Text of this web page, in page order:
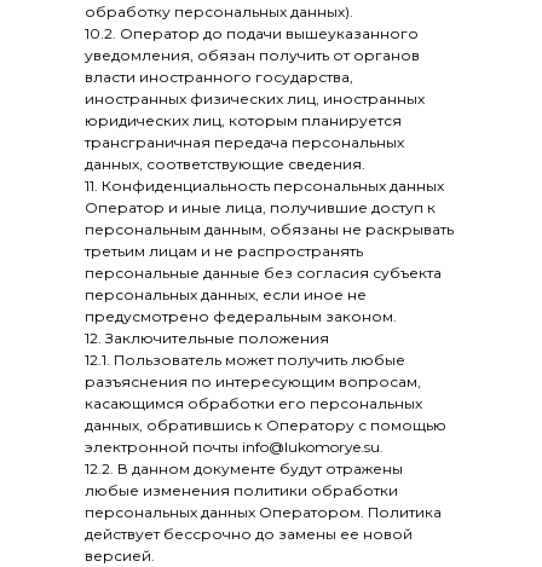
обработку персональных данных).
10.2. Оператор до подачи вышеуказанного
уведомления, обязан получить от органов
власти иностранного государства,
иностранных физических лиц, иностранных
юридических лиц, которым планируется
трансграничная передача персональных
данных, соответствующие сведения.
11. Конфиденциальность персональных данных
Оператор и иные лица, получившие доступ к
персональным данным, обязаны не раскрывать
третьим лицам и не распространять
персональные данные без согласия субъекта
персональных данных, если иное не
предусмотрено федеральным законом.
12. Заключительные положения
12.1. Пользователь может получить любые
разъяснения по интересующим вопросам,
касающимся обработки его персональных
данных, обратившись к Оператору с помощью
электронной почты info@lukomorye.su.
12.2. В данном документе будут отражены
любые изменения политики обработки
персональных данных Оператором. Политика
действует бессрочно до замены ее новой
версией.